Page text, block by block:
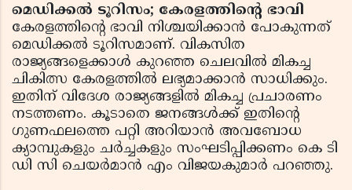
മെഡിക്കല്‍ ടൂറിസം; കേരളത്തിന്റെ ഭാവി
കേരളത്തിന്റെ ഭാവി നിശ്ചയിക്കാന്‍ പോകുന്നത്
മെഡിക്കല്‍ ടൂറിസമാണ്. വികസിത
രാജ്യങ്ങളെക്കാള്‍ കുറഞ്ഞ ചെലവില്‍ മികച്ച
ചികിത്സ കേരളത്തില്‍ ലഭ്യമാക്കാന്‍ സാധിക്കും.
ഇതിന് വിദേശ രാജ്യങ്ങളില്‍ മികച്ച പ്രചാരണം
നടത്തണം. കൂടാതെ ജനങ്ങള്‍ക്ക് ഇതിന്റെ
ഗുണഫലത്തെ പറ്റി അറിയാന്‍ അവബോധ
ക്യാമ്പുകളും ചര്‍ച്ചകളും സംഘടിപ്പിക്കണം കെ ടി
ഡി സി ചെയര്‍മാന്‍ എം വിജയകുമാര്‍ പറഞ്ഞു.